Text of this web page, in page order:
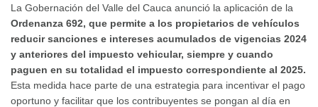
La Gobernación del Valle del Cauca anunció la aplicación de la
Ordenanza 692, que permite a los propietarios de vehículos
reducir sanciones e intereses acumulados de vigencias 2024
y anteriores del impuesto vehicular, siempre y cuando
paguen en su totalidad el impuesto correspondiente al 2025.
Esta medida hace parte de una estrategia para incentivar el pago
oportuno y facilitar que los contribuyentes se pongan al día en